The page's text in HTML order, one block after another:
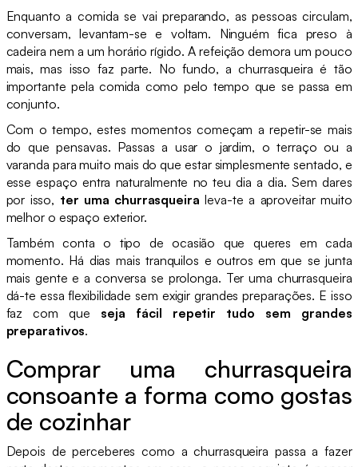
Enquanto a comida se vai preparando, as pessoas circulam,
conversam, levantam-se e voltam. Ninguém fica preso à
cadeira nem a um horário rígido. A refeição demora um pouco
mais, mas isso faz parte. No fundo, a churrasqueira é tão
importante pela comida como pelo tempo que se passa em
conjunto.
Com o tempo, estes momentos começam a repetir-se mais
do que pensavas. Passas a usar o jardim, o terraço ou a
varanda para muito mais do que estar simplesmente sentado, e
esse espaço entra naturalmente no teu dia a dia. Sem dares
por isso, ter uma churrasqueira leva-te a aproveitar muito
melhor o espaço exterior.
Também conta o tipo de ocasião que queres em cada
momento. Há dias mais tranquilos e outros em que se junta
mais gente e a conversa se prolonga. Ter uma churrasqueira
dá-te essa flexibilidade sem exigir grandes preparações. E isso
faz com que seja fácil repetir tudo sem grandes
preparativos.
Comprar uma churrasqueira
consoante a forma como gostas
de cozinhar
Depois de perceberes como a churrasqueira passa a fazer